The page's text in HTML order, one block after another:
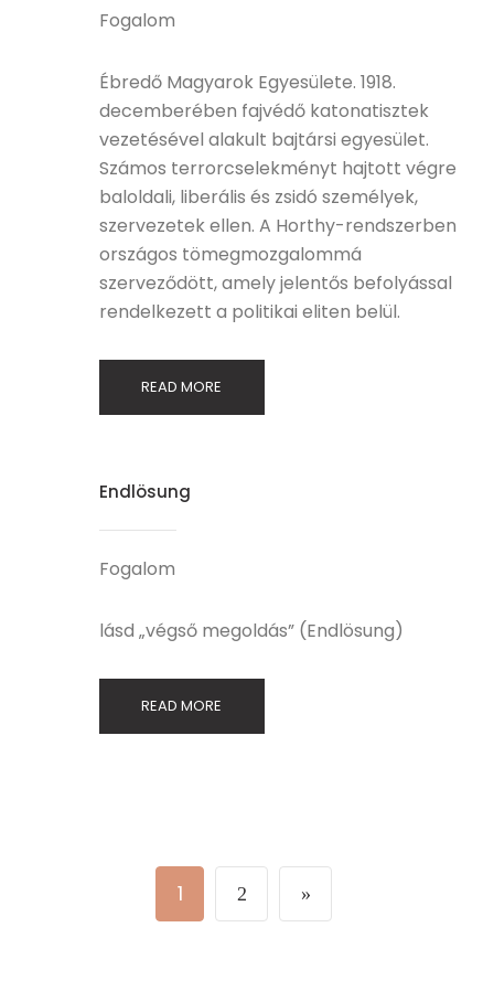
Fogalom
Ébredő Magyarok Egyesülete. 1918.
decemberében fajvédő katonatisztek
vezetésével alakult bajtársi egyesület.
Számos terrorcselekményt hajtott végre
baloldali, liberális és zsidó személyek,
szervezetek ellen. A Horthy-rendszerben
országos tömegmozgalommá
szerveződött, amely jelentős befolyással
rendelkezett a politikai eliten belül.
READ MORE
Endlösung
Fogalom
lásd „végső megoldás” (Endlösung)
READ MORE
1 2 »